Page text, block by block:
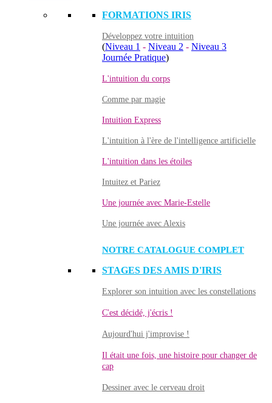
FORMATIONS IRIS
Développez votre intuition
(Niveau 1 - Niveau 2 - Niveau 3
Journée Pratique)
L'intuition du corps
Comme par magie
Intuition Express
L'intuition à l'ère de l'intelligence artificielle
L'intuition dans les étoiles
Intuitez et Pariez
Une journée avec Marie-Estelle
Une journée avec Alexis
NOTRE CATALOGUE COMPLET
STAGES DES AMIS D'IRIS
Explorer son intuition avec les constellations
C'est décidé, j'écris !
Aujourd'hui j'improvise !
Il était une fois, une histoire pour changer de
cap
Dessiner avec le cerveau droit